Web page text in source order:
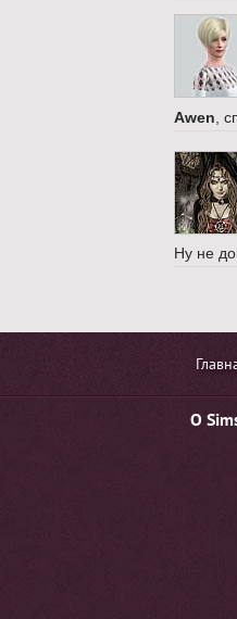
Awen ,
Ну не
О